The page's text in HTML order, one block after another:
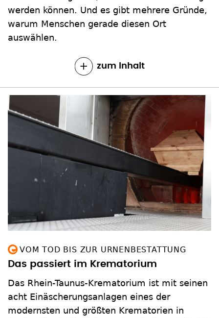
werden können. Und es gibt mehrere Gründe,
warum Menschen gerade diesen Ort
auswählen.
zum Inhalt
VOM TOD BIS ZUR URNENBESTATTUNG
Das passiert im Krematorium
Das Rhein-Taunus-Krematorium ist mit seinen
acht Einäscherungsanlagen eines der
modernsten und größten Krematorien in